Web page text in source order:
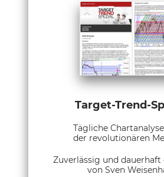
Target-Trend-
Tägliche
der revolutionären
Zuverlässig und
von Sven